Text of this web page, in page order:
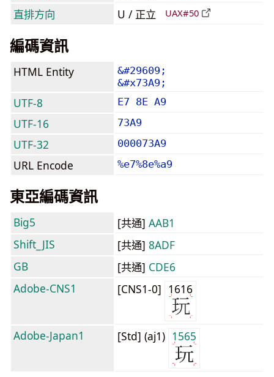
直排方向 U / 正立 UAX#50
編碼資訊
HTML Entity
&#29609;
&#x73A9;
UTF-8 E7 8E A9
UTF-16 73A9
UTF-32 000073A9
URL Encode %e7%8e%a9
東亞編碼資訊
Big5 [共通] AAB1
Shift_JIS
[共通] 8ADF
GB
[共通] CDE6
Adobe-CNS1
[CNS1-0] 1616
Adobe-Japan1 [Std] (aj1) 1565